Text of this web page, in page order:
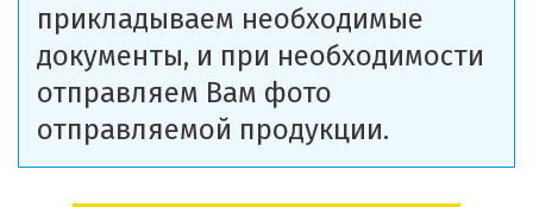
прикладываем необходимые
документы, и при необходимости
отправляем Вам фото
отправляемой продукции.